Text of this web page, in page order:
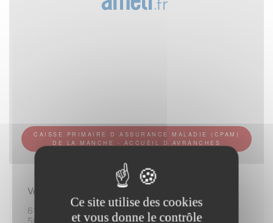
CAISSE PRIMAIRE D ASSURANCE MALADIE (CPAM)
DE LA MANCHE - ACCUEIL D AVRANCHES
Vous rendre sur place :
61 boulevard Amiral-Gauchet
50300 Avranches
Ce site utilise des cookies
et vous donne le contrôle